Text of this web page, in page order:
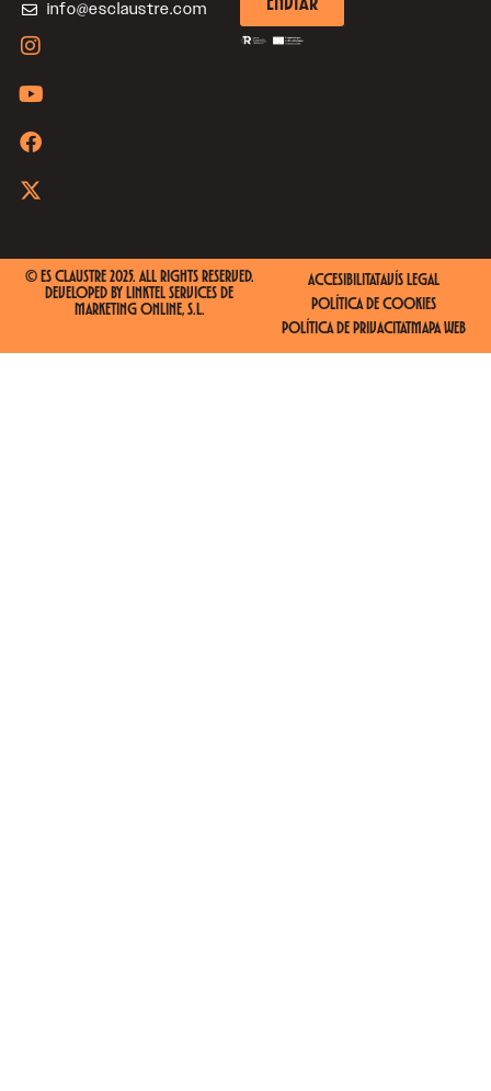
info@esclaustre.com
© ES CLAUSTRE 2025. ALL RIGHTS RESERVED.
DEVELOPED BY LINKTEL SERVICES DE
MARKETING ONLINE, S.L.
ACCESIBILITATAVÍS LEGAL
POLÍTICA DE COOKIES
POLÍTICA DE PRIVACITATMAPA WEB